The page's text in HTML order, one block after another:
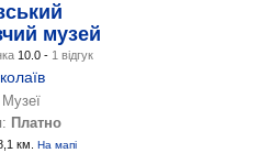
музей
10.0 - 1 відгук
Музеї
Платно
км. На мапі